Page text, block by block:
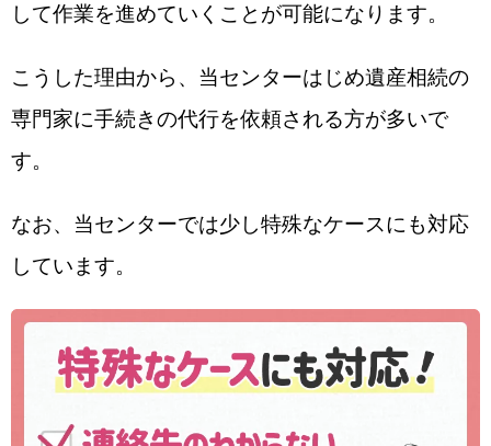
して作業を進めていくことが可能になります。
こうした理由から、当センターはじめ遺産相続の
専門家に手続きの代行を依頼される方が多いで
す。
なお、当センターでは少し特殊なケースにも対応
しています。